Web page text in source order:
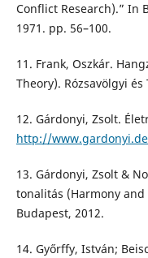
Conflict Research).” In
1971. pp. 56–100.
11. Frank, Oszkár.
Theory). Rózsavölgyi
12. Gárdonyi, Zsolt.
http://
13. Gárdonyi, Zsolt &
tonalitás (Harmony and
Budapest, 2012.
14. Győrffy, István;